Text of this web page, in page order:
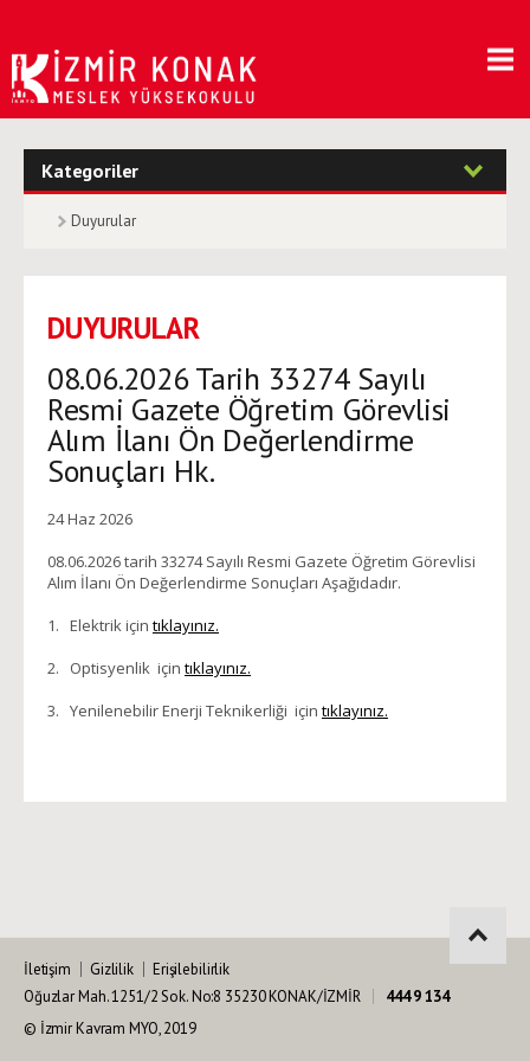
Kategoriler
Duyurular
DUYURULAR
08.06.2026 Tarih 33274 Sayılı
Resmi Gazete Öğretim Görevlisi
Alım İlanı Ön Değerlendirme
Sonuçları Hk.
24 Haz 2026
08.06.2026 tarih 33274 Sayılı Resmi Gazete Öğretim Görevlisi
Alım İlanı Ön Değerlendirme Sonuçları Aşağıdadır.
1. Elektrik için tıklayınız.
2. Optisyenlik için tıklayınız.
3. Yenilenebilir Enerji Teknikerliği için tıklayınız.
İletişim Gizlilik
Erişilebilirlik
Oğuzlar Mah. 1251/2 Sok. No:8 35230 KONAK/İZMİR
444 9 134
© İzmir Kavram MYO, 2019